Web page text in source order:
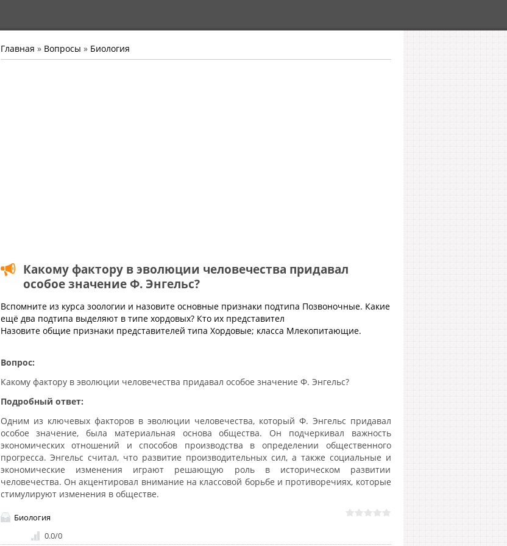
Главная » Вопросы » Биология
Какому фактору в эволюции человечества придавал
особое значение Ф. Энгельс?
Вспомните из курса зоологии и назовите основные признаки подтипа Позвоночные. Какие
ещё два подтипа выделяют в типе хордовых? Кто их представител
Назовите общие признаки представителей типа Хордовые; класса Млекопитающие.
Вопрос:
Какому фактору в эволюции человечества придавал особое значение Ф. Энгельс?
Подробный ответ:
Одним из ключевых факторов в эволюции человечества, который Ф. Энгельс придавал
особое значение, была материальная основа общества. Он подчеркивал важность
экономических отношений и способов производства в определении общественного
прогресса. Энгельс считал, что развитие производительных сил, а также социальные и
экономические изменения играют решающую роль в историческом развитии
человечества. Он акцентировал внимание на классовой борьбе и противоречиях, которые
стимулируют изменения в обществе.
Биология
0.0/0